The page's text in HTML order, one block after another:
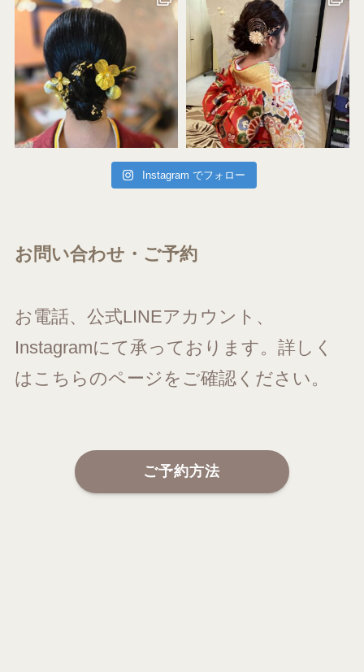
Instagram でフォロー
お問い合わせ・ご予約
お電話、公式LINEアカウント、
Instagramにて承っております。詳しく
はこちらのページをご確認ください。
ご予約方法